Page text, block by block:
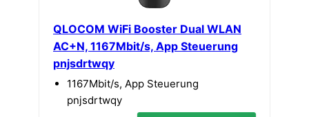
QLOCOM WiFi Booster Dual WLAN
AC+N, 1167Mbit/s, App Steuerung
pnjsdrtwqy
1167Mbit/s, App Steuerung
pnjsdrtwqy